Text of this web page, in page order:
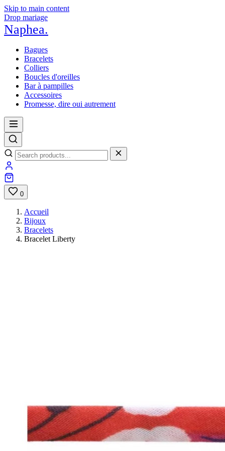
Skip to main content
Drop mariage
Naphea.
Bagues
Bracelets
Colliers
Boucles d'oreilles
Bar à pampilles
Accessoires
Promesse, dire oui autrement
0
Accueil
Bijoux
Bracelets
Bracelet Liberty